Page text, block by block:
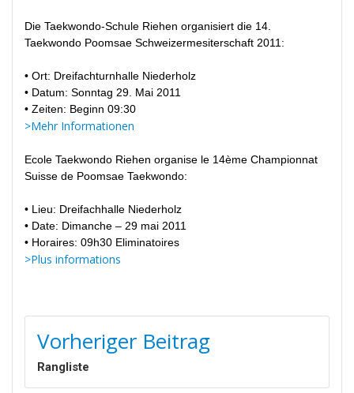
Die Taekwondo-Schule Riehen organisiert die 14.
Taekwondo Poomsae Schweizermesiterschaft 2011:
• Ort: Dreifachturnhalle Niederholz
• Datum: Sonntag 29. Mai 2011
• Zeiten: Beginn 09:30
>Mehr Informationen
Ecole Taekwondo Riehen organise le 14ème Championnat
Suisse de Poomsae Taekwondo:
• Lieu: Dreifachhalle Niederholz
• Date: Dimanche – 29 mai 2011
• Horaires: 09h30 Eliminatoires
>Plus informations
Vorheriger Beitrag
Rangliste